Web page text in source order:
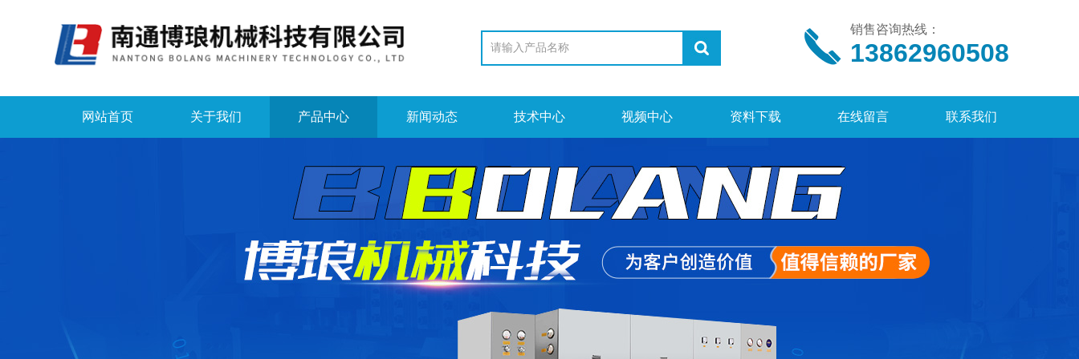
销售咨询热线：
13862960508
网站首页 关于我们 产品中心 新闻动态 技术中心 视频中心 资料下载 在线留言 联系我们